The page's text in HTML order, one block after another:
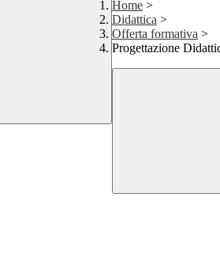
Home >
Didattica >
Offerta formativa >
Progettazione